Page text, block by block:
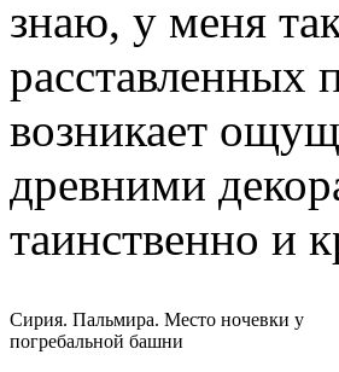
знаю, у меня
расставленных
возникает
древними
таинственно и
Сирия. Пальмира. Место ночевки у
погребальной башни